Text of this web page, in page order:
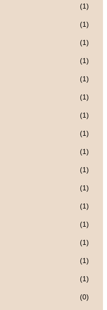
(1)
(1)
(1)
(1)
(1)
(1)
(1)
(1)
(1)
(1)
(1)
(1)
(1)
(1)
(1)
(1)
(0)